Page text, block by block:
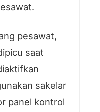
pesawat,
saat
sakelar
panel kontrol